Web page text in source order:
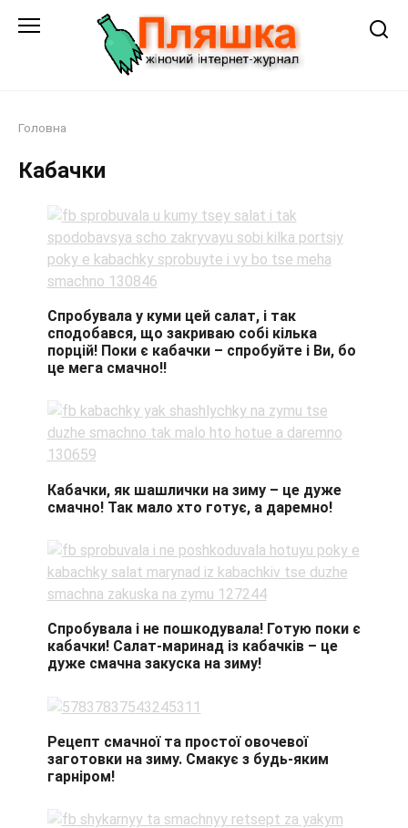
Головна
Кабачки
Спробувала у куми цей салат, і так
сподобався, що закриваю собі кілька
порцій! Поки є кабачки – спробуйте і Ви, бо
це мега смачно!!
Кабачки, як шашлички на зиму – це дуже
смачно! Так мало хто готує, а даремно!
Спробувала і не пошкодувала! Готую поки є
кабачки! Салат-маринад із кабачків – це
дуже смачна закуска на зиму!
Рецепт смачної та простої овочевої
заготовки на зиму. Смакує з будь-яким
гарніром!